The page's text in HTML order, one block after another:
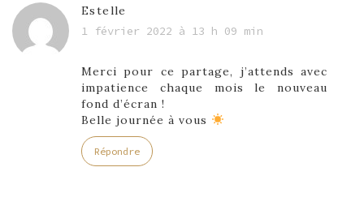
Estelle
1 février 2022 à 13 h 09 min
Merci pour ce partage, j’attends avec
impatience chaque mois le nouveau
fond d’écran !
Belle journée à vous
Répondre